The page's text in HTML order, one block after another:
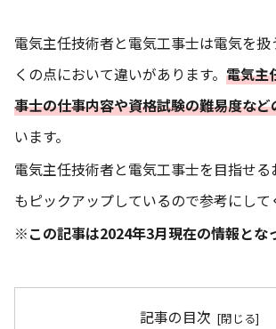
電気主任技術者と電気工事士は電気を
くの点において違いがあります。 電気主
事士の仕事内容や資格試験の難易度な
います。
電気主任技術者と電気工事士を目指せ
もピックアップしているので参考にして
※この記事は2024年3月現在の情報とな
記事の目次